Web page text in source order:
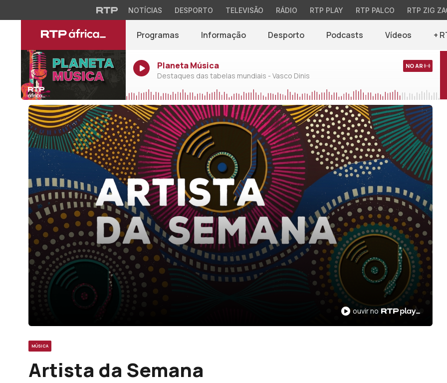
NOTÍCIAS DESPORTO TELEVISÃO RÁDIO RTP PLAY RTP PALCO RTP ZIG
Programas Informação Desporto Podcasts Vídeos +
Planeta Música
Destaques das tabelas mundiais - Vasco Dinis
NO AR
ouvir no
MÚSICA
Artista da Semana